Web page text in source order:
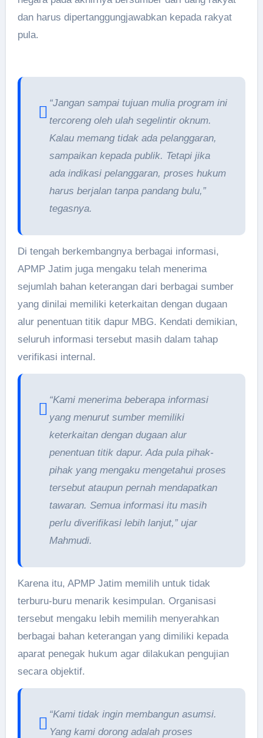
dan harus dipertanggungjawabkan kepada rakyat
pula.
“Jangan sampai tujuan mulia program ini
tercoreng oleh ulah segelintir oknum.
Kalau memang tidak ada pelanggaran,
sampaikan kepada publik. Tetapi jika
ada indikasi pelanggaran, proses hukum
harus berjalan tanpa pandang bulu,”
tegasnya.
Di tengah berkembangnya berbagai informasi,
APMP Jatim juga mengaku telah menerima
sejumlah bahan keterangan dari berbagai sumber
yang dinilai memiliki keterkaitan dengan dugaan
alur penentuan titik dapur MBG. Kendati demikian,
seluruh informasi tersebut masih dalam tahap
verifikasi internal.
“Kami menerima beberapa informasi
yang menurut sumber memiliki
keterkaitan dengan dugaan alur
penentuan titik dapur. Ada pula pihak-
pihak yang mengaku mengetahui proses
tersebut ataupun pernah mendapatkan
tawaran. Semua informasi itu masih
perlu diverifikasi lebih lanjut,” ujar
Mahmudi.
Karena itu, APMP Jatim memilih untuk tidak
terburu-buru menarik kesimpulan. Organisasi
tersebut mengaku lebih memilih menyerahkan
berbagai bahan keterangan yang dimiliki kepada
aparat penegak hukum agar dilakukan pengujian
secara objektif.
“Kami tidak ingin membangun asumsi.
Yang kami dorong adalah proses